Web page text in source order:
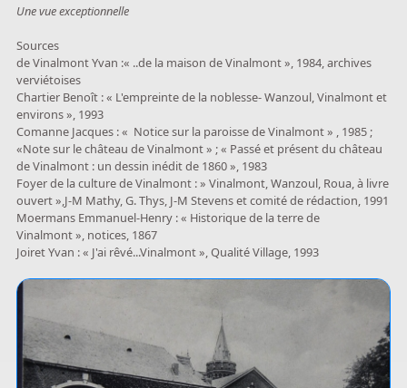
Une vue exceptionnelle
Sources
de Vinalmont Yvan :« ..de la maison de Vinalmont », 1984, archives
verviétoises
Chartier Benoît : « L'empreinte de la noblesse- Wanzoul, Vinalmont et
environs », 1993
Comanne Jacques : « Notice sur la paroisse de Vinalmont » , 1985 ;
«Note sur le château de Vinalmont » ; « Passé et présent du château
de Vinalmont : un dessin inédit de 1860 », 1983
Foyer de la culture de Vinalmont : » Vinalmont, Wanzoul, Roua, à livre
ouvert »,J-M Mathy, G. Thys, J-M Stevens et comité de rédaction, 1991
Moermans Emmanuel-Henry : « Historique de la terre de
Vinalmont », notices, 1867
Joiret Yvan : « J'ai rêvé...Vinalmont », Qualité Village, 1993